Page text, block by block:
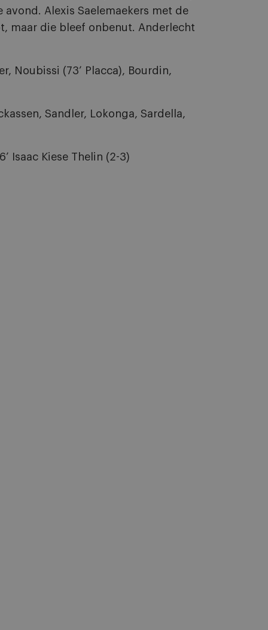
Alexis Saelemaekers met de
maar die bleef onbenut. Anderlecht
Noubissi (73’ Placca), Bourdin,
Sandler, Lokonga, Sardella,
Isaac Kiese Thelin (2-3)